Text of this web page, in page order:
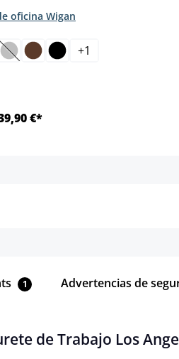
oficina Wigan
(Esta opción no está disponible en
+1
€*
1 Advertencias de
de Trabajo Los